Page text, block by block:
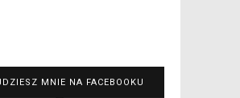
MNIE NA FACEBOOKU